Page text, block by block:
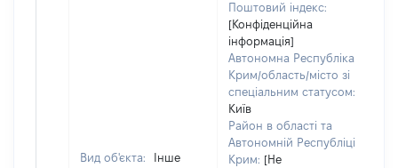
Вид об'єкта:
Інше
Поштовий індекс:
[Конфіденційна
інформація]
Автономна Республіка
Крим/область/місто зі
спеціальним статусом:
Київ
Район в області та
Автономній Республіці
Крим: [Не